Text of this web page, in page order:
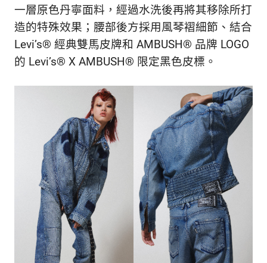
一層原色丹寧面料，經過水洗後再將其移除所打
造的特殊效果；腰部後方採用風琴褶細節、結合
Levi’s® 經典雙馬皮牌和 AMBUSH® 品牌 LOGO
的 Levi’s® X AMBUSH® 限定黑色皮標。